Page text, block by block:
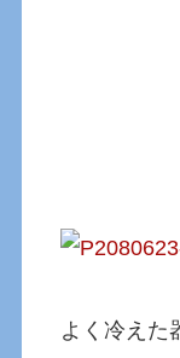
よく冷えた